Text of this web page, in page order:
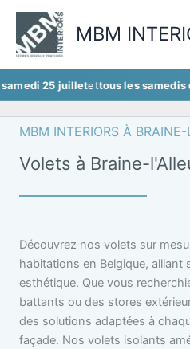
Aller
contenu
MBM
juillet ettous les samedis du mois
MBM INTERIORS À
Volets à Braine-
Découvrez nos volets sur
habitations en Belgique, alliant
esthétique. Que vous
battants ou des stores
des solutions adaptées à
façade. Nos volets isolants